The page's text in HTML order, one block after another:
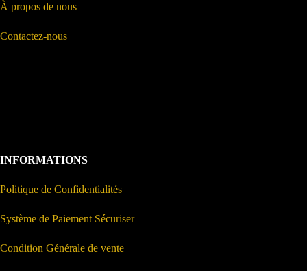
À propos de nous
Contactez-nous
INFORMATIONS
Politique de Confidentialités
Système de Paiement Sécuriser
Condition Générale de vente